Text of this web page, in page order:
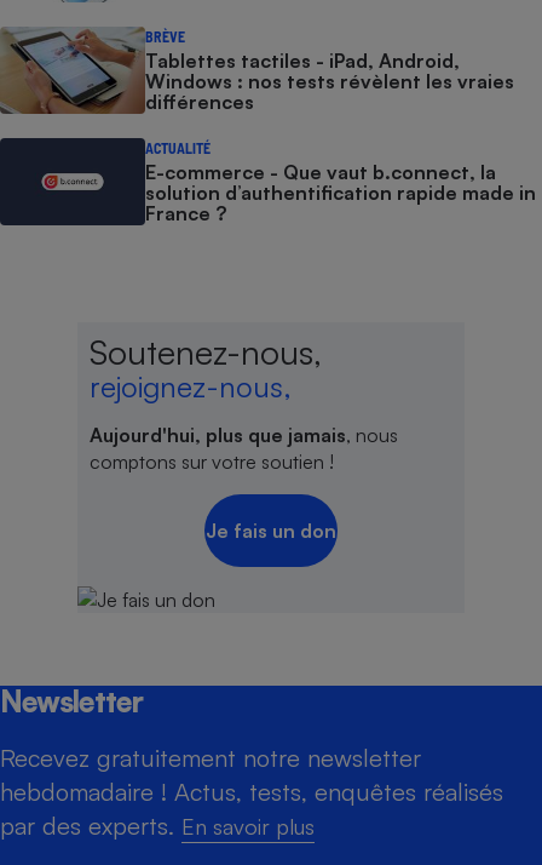
BRÈVE
Tablettes tactiles - iPad, Android,
Windows : nos tests révèlent les vraies
différences
ACTUALITÉ
E-commerce - Que vaut b.connect, la
solution d’authentification rapide made in
France ?
Soutenez-nous,
rejoignez-nous,
Aujourd'hui, plus que jamais, nous
comptons sur votre soutien !
Je fais un don
Newsletter
Recevez gratuitement notre newsletter
hebdomadaire ! Actus, tests, enquêtes réalisés
par des experts. En savoir plus